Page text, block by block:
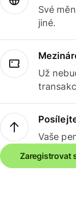
Své
jiné.
Už
Vaše
Zaregistrovat